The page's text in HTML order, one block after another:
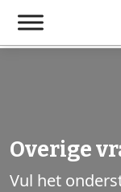
Overige
Vul het